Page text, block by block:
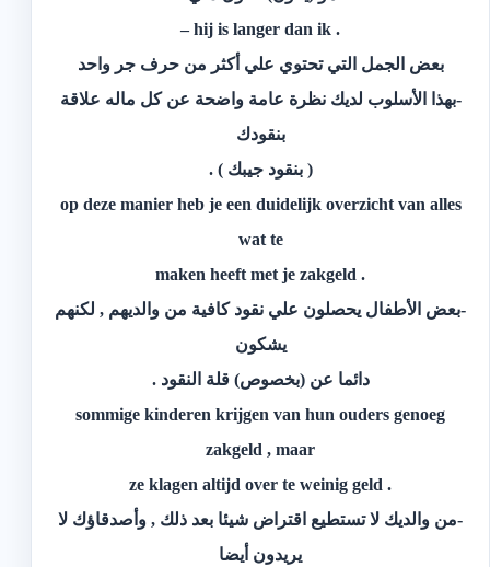
. hij is langer dan ik –
بعض الجمل التي تحتوي علي أكثر من حرف جر واحد
-بهذا الأسلوب لديك نظرة عامة واضحة عن كل ماله علاقة
بنقودك
( بنقود جيبك ) .
op deze manier heb je een duidelijk overzicht van alles
wat te
. maken heeft met je zakgeld
-بعض الأطفال يحصلون علي نقود كافية من والديهم , لكنهم
يشكون
دائما عن (بخصوص) قلة النقود .
sommige kinderen krijgen van hun ouders genoeg
zakgeld , maar
. ze klagen altijd over te weinig geld
-من والديك لا تستطيع اقتراض شيئا بعد ذلك , وأصدقاؤك لا
يريدون أيضا